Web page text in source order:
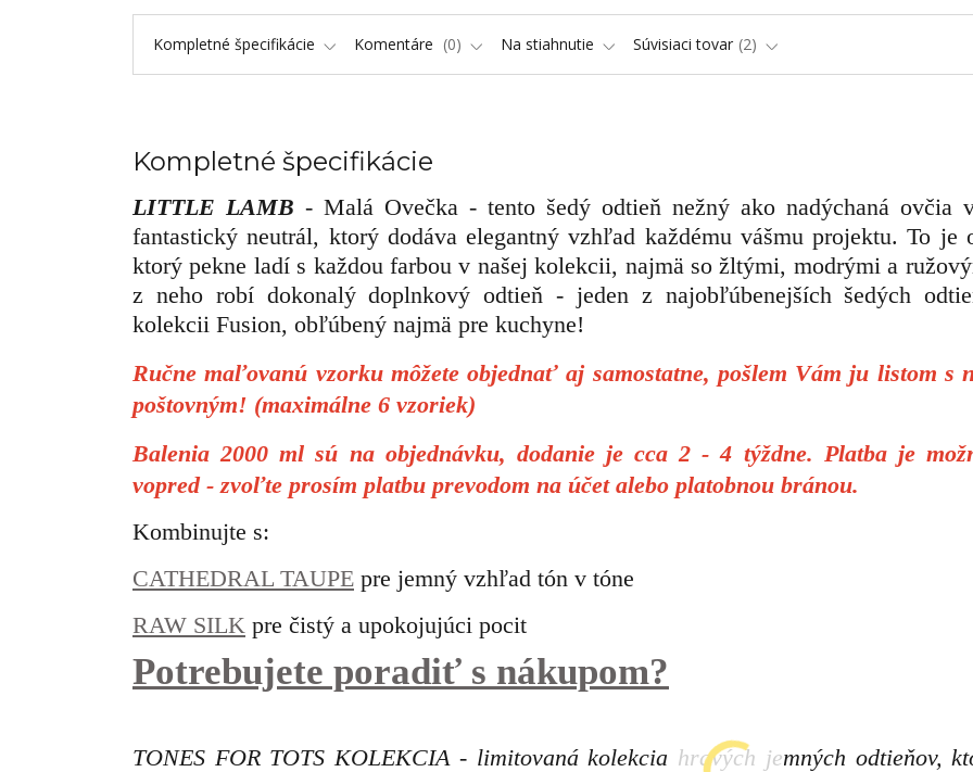
Kompletné špecifikácie Komentáre 0 Na stiahnutie Súvisiaci tovar 2
Kompletné špecifikácie
LITTLE LAMB - Malá Ovečka - tento šedý odtieň nežný ako nadýchaná ovčia
fantastický neutrál, ktorý dodáva elegantný vzhľad každému vášmu projektu. To je
ktorý pekne ladí s každou farbou v našej kolekcii, najmä so žltými, modrými a
z neho robí dokonalý doplnkový odtieň - jeden z najobľúbenejších šedých
kolekcii Fusion, obľúbený najmä pre kuchyne!
Ručne maľovanú vzorku môžete objednať aj samostatne, pošlem Vám ju listom s
poštovným! (maximálne 6 vzoriek)
Balenia 2000 ml sú na objednávku, dodanie je cca 2 - 4 týždne. Platba je
vopred - zvoľte prosím platbu prevodom na účet alebo platobnou bránou.
Kombinujte s:
CATHEDRAL TAUPE pre jemný vzhľad tón v tóne
RAW SILK pre čistý a upokojujúci pocit
Potrebujete poradiť s nákupom?
TONES FOR TOTS KOLEKCIA - limitovaná kolekcia hravých jemných odtieňov,